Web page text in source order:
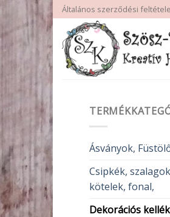
Skip
to
content
Általános szerződési
Ásványok,
Csipkék,
kötelek, fonal,
Dekorációs